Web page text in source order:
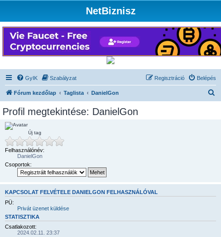
NetBiznisz
GyIK Szabályzat Belépés
Regisztráció
Fórum kezdőlap Taglista DanielGon
Profil megtekintése: DanielGon
Új tag
Felhasználónév:
DanielGon
Csoportok:
KAPCSOLAT FELVÉTELE DANIELGON FELHASZNÁLÓVAL
PÜ:
Privát üzenet küldése
STATISZTIKA
Csatlakozott:
2024.02.11. 23:37